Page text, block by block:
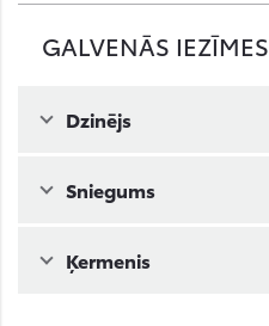
GALVENĀS IEZĪMES
Dzinējs
Sniegums
Ķermenis